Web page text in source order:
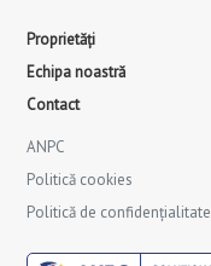
Proprietăți
Echipa noastră
Contact
ANPC
Politică cookies
Politică de confidențialitate